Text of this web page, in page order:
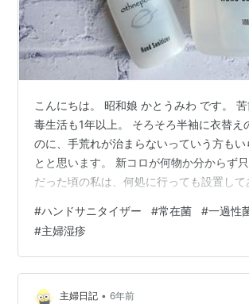
こんにちは。 昭和娘 かとうみわ です。
毒生活も1年以上。 そろそろ半袖に衣替え
のに、手荒れが治まらないっていう方もい
とと思います。 新コロが何物か分からず
だった頃の私は、何処に行っても設置して
の手を痛めつけていたものでした。 乾燥・
った昨年、流石に考えました。 ちょっと自
って…。（遅いけど） 私たちの身体は細
ています。 勿論、手にも「常在菌」はい
「善玉常在菌」といわれる細菌たちが侵入
#ハンドサニタイザー #常在菌 #一過性
#主婦湿疹
主婦日記 • 6年前